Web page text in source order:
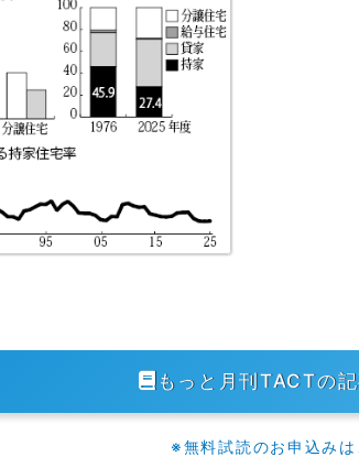
もっと月刊TACTの
※無料試読のお申込みは